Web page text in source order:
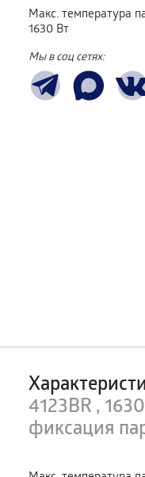
Макс. температура
1630 Вт
Мы в соц сетях:
4123BR ,
фиксация